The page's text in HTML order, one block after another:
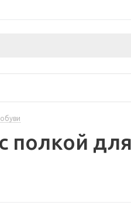
полкой